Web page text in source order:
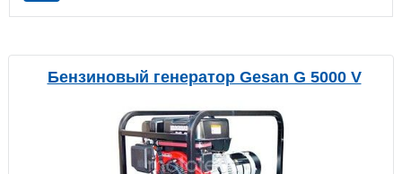
Бензиновый генератор Gesan G 5000 V